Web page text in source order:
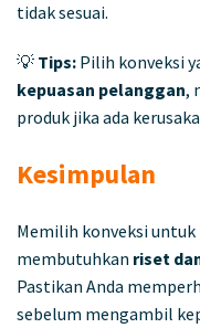
tidak sesuai.
💡 Tips: Pilih konveksi
kepuasan pelanggan,
produk jika ada
Kesimpulan
Memilih konveksi
membutuhkan riset
Pastikan Anda
sebelum mengambil